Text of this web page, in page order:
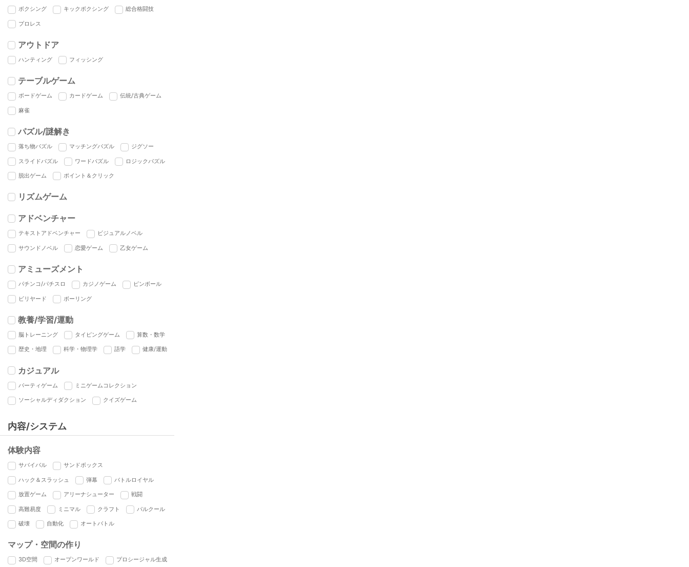
ボクシング キックボクシング 総合格闘技
プロレス
アウトドア
ハンティング フィッシング
テーブルゲーム
ボードゲーム カードゲーム 伝統/古典ゲーム
麻雀
パズル/謎解き
落ち物パズル マッチングパズル ジグソー
スライドパズル ワードパズル ロジックパズル
脱出ゲーム ポイント＆クリック
リズムゲーム
アドベンチャー
テキストアドベンチャー ビジュアルノベル
サウンドノベル 恋愛ゲーム 乙女ゲーム
アミューズメント
パチンコ/パチスロ カジノゲーム ピンボール
ビリヤード ボーリング
教養/学習/運動
脳トレーニング タイピングゲーム 算数・数学
歴史・地理 科学・物理学 語学 健康/運動
カジュアル
パーティゲーム ミニゲームコレクション
ソーシャルディダクション クイズゲーム
内容/システム
体験内容
サバイバル サンドボックス
ハック＆スラッシュ 弾幕 バトルロイヤル
放置ゲーム アリーナシューター 戦闘
高難易度 ミニマル クラフト パルクール
破壊 自動化 オートバトル
マップ・空間の作り
3D空間 オープンワールド プロシージャル生成